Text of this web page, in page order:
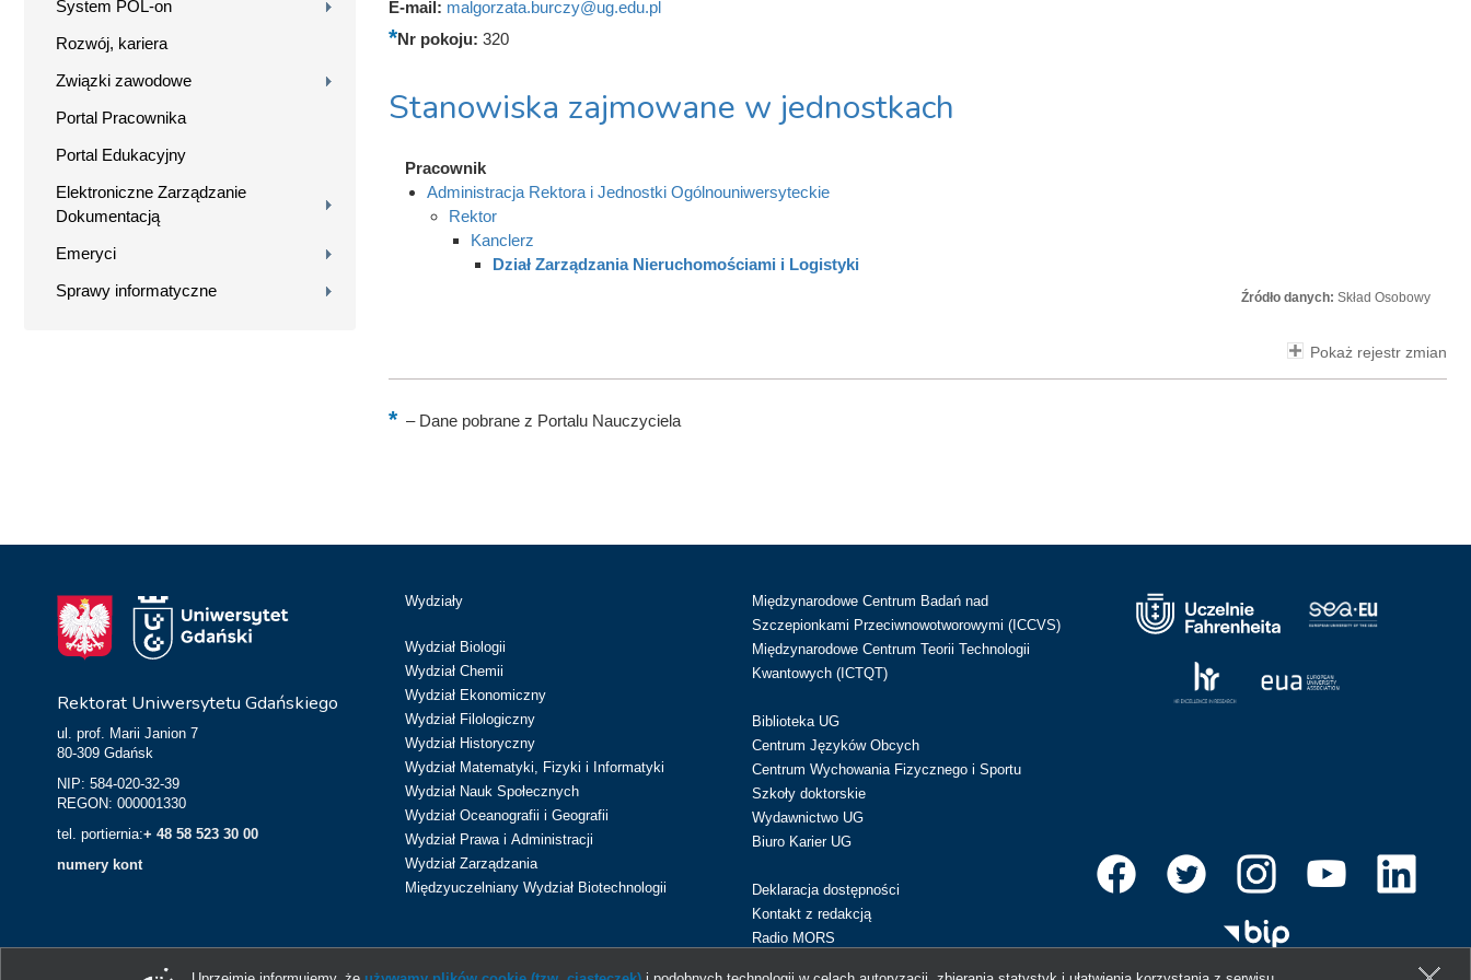
System POL-on
Rozwój, kariera
Związki zawodowe
Portal Pracownika
Portal Edukacyjny
Elektroniczne Zarządzanie
Dokumentacją
Emeryci
Sprawy informatyczne
E-mail: malgorzata.burczy@ug.edu.pl
Nr pokoju: 320
Stanowiska zajmowane w jednostkach
Pracownik
Administracja Rektora i Jednostki Ogólnouniwersyteckie
Rektor
Kanclerz
Dział Zarządzania Nieruchomościami i Logistyki
Źródło danych: Skład Osobowy
Pokaż rejestr zmian
–Dane pobrane z Portalu Nauczyciela
Rektorat Uniwersytetu Gdańskiego
ul. prof. Marii Janion 7
80-309 Gdańsk
NIP: 584-020-32-39
REGON: 000001330
tel. portiernia:+ 48 58 523 30 00
numery kont
Wydziały
Wydział Biologii
Wydział Chemii
Wydział Ekonomiczny
Wydział Filologiczny
Wydział Historyczny
Wydział Matematyki, Fizyki i Informatyki
Wydział Nauk Społecznych
Wydział Oceanografii i Geografii
Wydział Prawa i Administracji
Wydział Zarządzania
Międzyuczelniany Wydział Biotechnologii
Międzynarodowe Centrum Badań nad
Szczepionkami Przeciwnowotworowymi (ICCVS)
Międzynarodowe Centrum Teorii Technologii
Kwantowych (ICTQT)
Biblioteka UG
Centrum Języków Obcych
Centrum Wychowania Fizycznego i Sportu
Szkoły doktorskie
Wydawnictwo UG
Biuro Karier UG
Deklaracja dostępności
Kontakt z redakcją
Radio MORS